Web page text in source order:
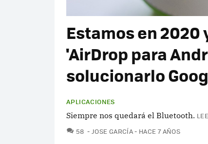
Estamos en 2020
'AirDrop para
solucionarlo
APLICACIONES
Siempre nos quedará el Bluetooth.
58 COMENTARIOS
JOSE GARCÍA HACE 7 AÑOS